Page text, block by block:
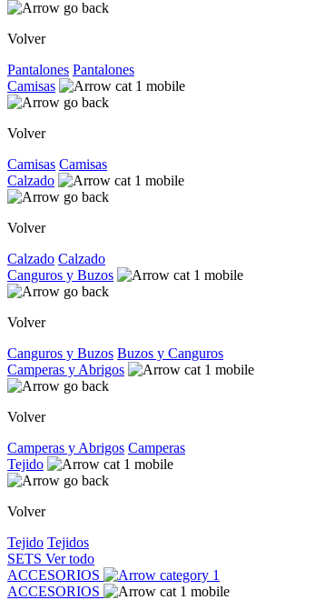
Volver
Pantalones Pantalones
Camisas
Volver
Camisas Camisas
Calzado
Volver
Calzado Calzado
Canguros y Buzos
Volver
Canguros y Buzos Buzos y Canguros
Camperas y Abrigos
Volver
Camperas y Abrigos Camperas
Tejido
Volver
Tejido Tejidos
SETS Ver todo
ACCESORIOS
ACCESORIOS